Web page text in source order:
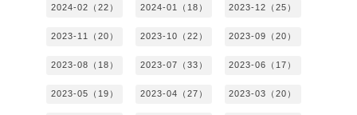
2024-02（22） 2024-01（18） 2023-12（25）
2023-11（20） 2023-10（22） 2023-09（20）
2023-08（18） 2023-07（33） 2023-06（17）
2023-05（19） 2023-04（27） 2023-03（20）